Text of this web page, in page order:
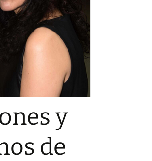
23. ¿Truco o trato?
24. La fusión
Grecos
¿Quién?
y
de